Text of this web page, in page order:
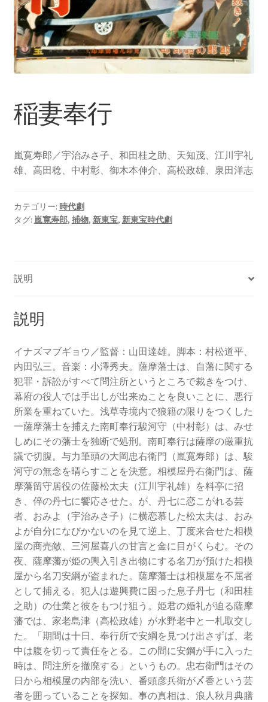
稲妻奉行
嵐寛寿郎／宇治みさ子、和田桂之助、天知茂、江川宇礼
雄、高田稔、中村彰、御木本伸介、高松政雄、泉田洋志
カテゴリー: 時代劇
タグ: 嵐寛寿郎, 捕物, 新東宝, 新東宝時代劇
説明
説明
イナズマブギョウ／監督：山田達雄。脚本：村松道平、
内田弘三。音楽：小澤秀夫。薩摩藩士は、自藩に関する
犯罪・訴訟がすべて問注所というところで裁きをつけ、
幕府の役人では手出しが出来ぬことを良いことに、悪行
所業を重ねていた。浅草寺境内で狼籍の限りをつくした
一薩摩藩士を捕えた南町奉行駿河守（中村彰）は、みせ
しめにその藩士を独断で処刑。南町奉行は薩摩の厳重抗
議で切腹。与力筆頭の大岡忠右衛門（嵐寛寿郎）は、駿
河守の無念を晴らすことを決意。相模屋丹右衛門は、薩
摩藩留守居役の佐藤松太夫（江川宇礼雄）を料亭に招
き、倅の丹七に饗応させた。が、丹七に恋こがれる芸
者、おみよ（宇治みさ子）に横恋慕した松太夫は、おみ
よが自分になびかないのを見て逆上、丁度来合せた相模
屋の商売敵、三河屋喜八の甘言と金に目がくらむ。その
夜、薩摩藩が姫の輿入引き出物にする名刀が預けた相模
屋から名刀安綱が盗まれた。薩摩藩士は相模屋を不屈者
として捕える。犯人は遊興費に困った息子丹七（和田桂
之助）の仕業と彼をもつけ狙う。姫君の婚礼が迫る薩摩
藩では、家老島津（高松政雄）が水野老中と一札取交し
た。「期間は十日、奉行所で安綱を見つけ出さずば、老
中は腹を切って責任をとる。この間に安鋼が手に入った
時は、問注所を撤廃する」というもの。忠右衛門はその
日から相模屋の内部を洗い、番頭彦兵衛が〆香という芸
者を囲っていることを探知。事の真相は、浪人秋月典膳